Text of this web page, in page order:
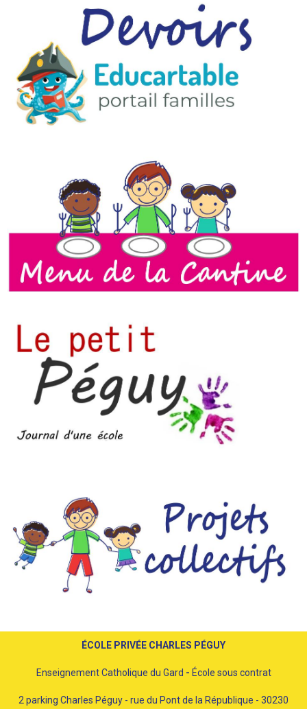
ÉCOLE PRIVÉE CHARLES PÉGUY
Enseignement Catholique du Gard - École sous contrat
2 parking Charles Péguy - rue du Pont de la République - 30230